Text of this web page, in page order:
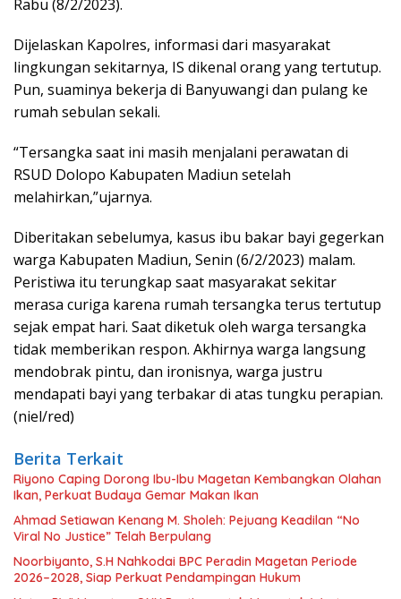
Rabu (8/2/2023).
Dijelaskan Kapolres, informasi dari masyarakat
lingkungan sekitarnya, IS dikenal orang yang tertutup.
Pun, suaminya bekerja di Banyuwangi dan pulang ke
rumah sebulan sekali.
“Tersangka saat ini masih menjalani perawatan di
RSUD Dolopo Kabupaten Madiun setelah
melahirkan,”ujarnya.
Diberitakan sebelumya, kasus ibu bakar bayi gegerkan
warga Kabupaten Madiun, Senin (6/2/2023) malam.
Peristiwa itu terungkap saat masyarakat sekitar
merasa curiga karena rumah tersangka terus tertutup
sejak empat hari. Saat diketuk oleh warga tersangka
tidak memberikan respon. Akhirnya warga langsung
mendobrak pintu, dan ironisnya, warga justru
mendapati bayi yang terbakar di atas tungku perapian.
(niel/red)
Berita Terkait
Riyono Caping Dorong Ibu-Ibu Magetan Kembangkan Olahan
Ikan, Perkuat Budaya Gemar Makan Ikan
Ahmad Setiawan Kenang M. Sholeh: Pejuang Keadilan “No
Viral No Justice” Telah Berpulang
Noorbiyanto, S.H Nahkodai BPC Peradin Magetan Periode
2026–2028, Siap Perkuat Pendampingan Hukum